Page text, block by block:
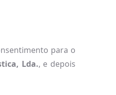
para o
Lda., e depois